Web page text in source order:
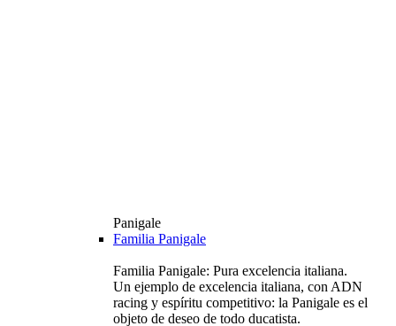
Panigale
Familia Panigale
Familia Panigale: Pura excelencia italiana.
Un ejemplo de excelencia italiana, con ADN
racing y espíritu competitivo: la Panigale es el
objeto de deseo de todo ducatista.